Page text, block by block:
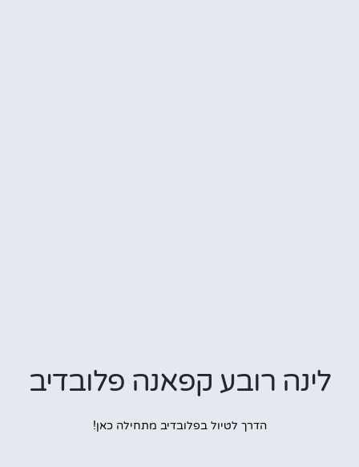
רובע קפאנה פלובדיב
הדרך לטיול בפלובדיב מתחילה כאן!